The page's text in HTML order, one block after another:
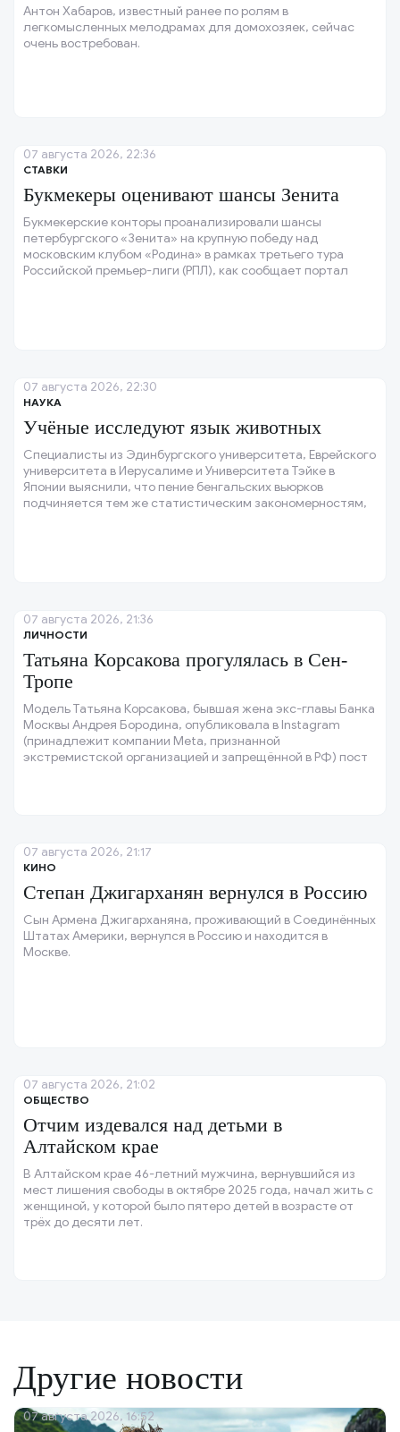
Антон Хабаров, известный ранее по ролям в
легкомысленных мелодрамах для домохозяек, сейчас
очень востребован.
СТАВКИ
Букмекеры оценивают шансы Зенита
Букмекерские конторы проанализировали шансы
петербургского «Зенита» на крупную победу над
московским клубом «Родина» в рамках третьего тура
Российской премьер-лиги (РПЛ), как сообщает портал
07 августа 2026, 22:36
НАУКА
Учёные исследуют язык животных
Специалисты из Эдинбургского университета, Еврейского
университета в Иерусалиме и Университета Тэйке в
Японии выяснили, что пение бенгальских вьюрков
подчиняется тем же статистическим закономерностям,
07 августа 2026, 22:30
ЛИЧНОСТИ
Татьяна Корсакова прогулялась в Сен-
Тропе
Модель Татьяна Корсакова, бывшая жена экс-главы Банка
Москвы Андрея Бородина, опубликовала в Instagram
(принадлежит компании Meta, признанной
экстремистской организацией и запрещённой в РФ) пост
07 августа 2026, 21:36
КИНО
Степан Джигарханян вернулся в Россию
Сын Армена Джигарханяна, проживающий в Соединённых
Штатах Америки, вернулся в Россию и находится в
Москве.
07 августа 2026, 21:17
ОБЩЕСТВО
Отчим издевался над детьми в
Алтайском крае
В Алтайском крае 46-летний мужчина, вернувшийся из
мест лишения свободы в октябре 2025 года, начал жить с
женщиной, у которой было пятеро детей в возрасте от
трёх до десяти лет.
07 августа 2026, 21:02
Другие новости
07 августа 2026, 16:52